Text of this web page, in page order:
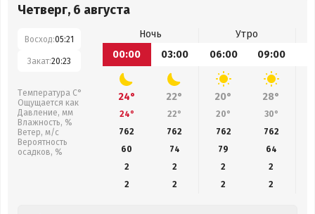
Четверг, 6 августа
Восход:05:21
Закат:20:23
Температура С°
Ощущается как
Давление, мм
Влажность, %
Ветер, м/с
Вероятность
осадков, %
Ночь
Утро
00:00
03:00 06:00 09:00
24° 22° 20° 28°
24° 22° 20° 30°
762
762 762 762
60
74 79 64
2
2 2
2
2
2 2 2